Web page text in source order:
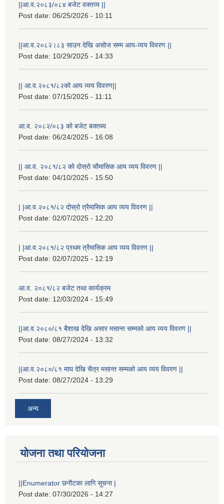
||आ.व.२०८३/०८४ बजेट वक्तव्य ||
Post date: 06/25/2026 - 10:11
||आ.व.२०८२।८३ साउन देखि असोज सम्म आय-व्यय विवरण ||
Post date: 10/29/2025 - 14:33
|| आ.व.२०८१/८२को आय व्यय विवरण||
Post date: 07/15/2025 - 11:11
आ.व. २०८२/०८३ को बजेट बक्तब्य
Post date: 06/24/2025 - 16:08
|| आ.व. २०८१/८२ को दोस्रो चौमासिक आय व्यय विवरण ||
Post date: 04/10/2025 - 15:50
| |आ.व.२०८१/८२ दोस्रो त्रैमासिक आय व्यय विवरण ||
Post date: 02/07/2025 - 12:20
| |आ.व.२०८१/८२ प्रथम त्रैमासिक आय व्यय विवरण ||
Post date: 02/07/2025 - 12:19
आ.व. २०८१/८२ बजेट तथा कार्यक्रम
Post date: 12/03/2024 - 15:49
||आ.व.२०८०/८१ बैशाख देखि असार मसान्त सम्मको आय व्यय विवरण ||
Post date: 08/27/2024 - 13:32
||आ.व.२०८०/८१ माघ देखि चैत्र मसान्त सम्मको आय व्यय विवरण ||
Post date: 08/27/2024 - 13:29
अन्य
योजना तथा परियोजना
||Enumerator छनौटका लागि सूचना |
Post date: 07/30/2026 - 14:27